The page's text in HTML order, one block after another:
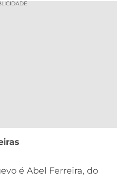
é Abel Ferreira, do